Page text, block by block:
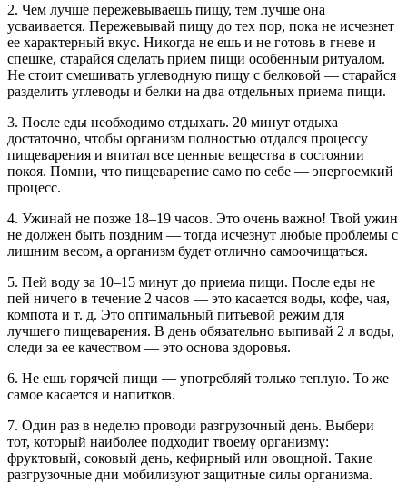
2. Чем лучше пережевываешь пищу, тем лучше она
усваивается. Пережевывай пищу до тех пор, пока не исчезнет
ее характерный вкус. Никогда не ешь и не готовь в гневе и
спешке, старайся сделать прием пищи особенным ритуалом.
Не стоит смешивать углеводную пищу с белковой — старайся
разделить углеводы и белки на два отдельных приема пищи.
3. После еды необходимо отдыхать. 20 минут отдыха
достаточно, чтобы организм полностью отдался процессу
пищеварения и впитал все ценные вещества в состоянии
покоя. Помни, что пищеварение само по себе — энергоемкий
процесс.
4. Ужинай не позже 18–19 часов. Это очень важно! Твой ужин
не должен быть поздним — тогда исчезнут любые проблемы с
лишним весом, а организм будет отлично самоочищаться.
5. Пей воду за 10–15 минут до приема пищи. После еды не
пей ничего в течение 2 часов — это касается воды, кофе, чая,
компота и т. д. Это оптимальный питьевой режим для
лучшего пищеварения. В день обязательно выпивай 2 л воды,
следи за ее качеством — это основа здоровья.
6. Не ешь горячей пищи — употребляй только теплую. То же
самое касается и напитков.
7. Один раз в неделю проводи разгрузочный день. Выбери
тот, который наиболее подходит твоему организму:
фруктовый, соковый день, кефирный или овощной. Такие
разгрузочные дни мобилизуют защитные силы организма.